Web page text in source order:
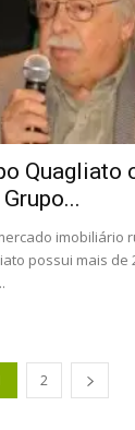
Quagliato
imobiliário
possui mais de
2